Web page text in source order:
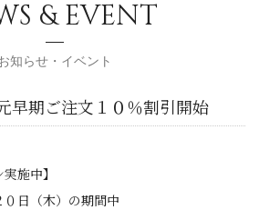
& EVENT
知らせ・イベント
早期ご注文１０％割引開始
施中】
日（木）の期間中